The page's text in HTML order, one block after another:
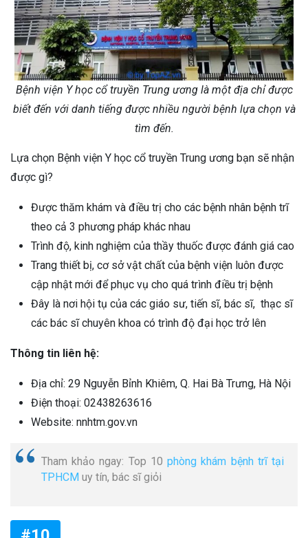
Bệnh viện Y học cổ truyền Trung ương là một địa chỉ được
biết đến với danh tiếng được nhiều người bệnh lựa chọn và
tìm đến.
Lựa chọn Bệnh viện Y học cổ truyền Trung ương bạn sẽ nhận
được gì?
Được thăm khám và điều trị cho các bệnh nhân bệnh trĩ
theo cả 3 phương pháp khác nhau
Trình độ, kinh nghiệm của thầy thuốc được đánh giá cao
Trang thiết bị, cơ sở vật chất của bệnh viện luôn được
cập nhật mới để phục vụ cho quá trình điều trị bệnh
Đây là nơi hội tụ của các giáo sư, tiến sĩ, bác sĩ, thạc sĩ
các bác sĩ chuyên khoa có trình độ đại học trở lên
Thông tin liên hệ:
Địa chỉ: 29 Nguyễn Bỉnh Khiêm, Q. Hai Bà Trưng, Hà Nội
Điện thoại: 02438263616
Website: nnhtm.gov.vn
Tham khảo ngay: Top 10phòng khám bệnh trĩ tại
TPHCM uy tín, bác sĩ giỏi